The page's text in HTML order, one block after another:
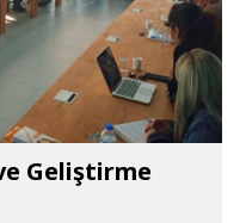
Geliştirme